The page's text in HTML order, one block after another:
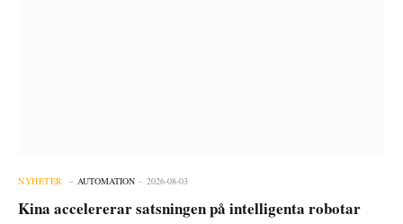
NYHETER AUTOMATION 2026-08-03
Kina accelererar satsningen på intelligenta robotar